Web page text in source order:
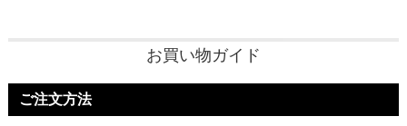
お買い物ガイド
ご注文方法